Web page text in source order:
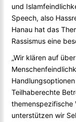
und
Speech, also
Hanau hat das
Rassismus eine
„Wir klären auf
Teilhaberechte
themenspezifische
unterstützen wir